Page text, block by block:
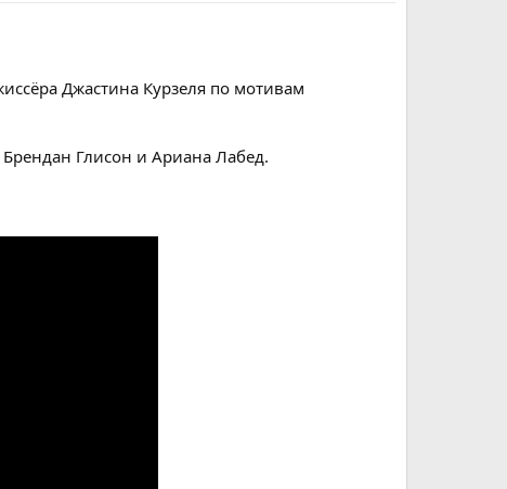
Джастина Курзеля по мотивам
Глисон и Ариана Лабед.